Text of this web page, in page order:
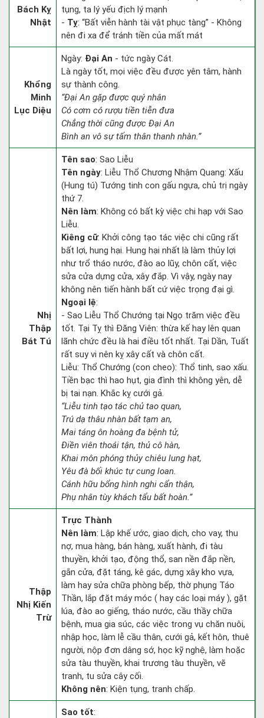
Bách Kỵ
Nhật
tụng, ta lý yếu địch lý mạnh
- Tỵ: “Bất viễn hành tài vật phục tàng” - Không
nên đi xa để tránh tiền của mất mát
Khổng
Minh
Lục Diệu
Ngày: Đại An - tức ngày Cát.
Là ngày tốt, mọi việc đều được yên tâm, hành
sự thành công.
“Đại An gặp được quý nhân
Có cơm có rượu tiền tiễn đưa
Chẳng thời cũng được Đại An
Bình an vô sự tấm thân thanh nhàn.”
Nhị
Thập
Bát Tú
Tên sao: Sao Liễu
Tên ngày: Liễu Thổ Chương Nhậm Quang: Xấu
(Hung tú) Tướng tinh con gấu ngựa, chủ trị ngày
thứ 7.
Nên làm: Không có bất kỳ việc chi hạp với Sao
Liễu.
Kiêng cữ: Khởi công tạo tác việc chi cũng rất
bất lợi, hung hại. Hung hại nhất là làm thủy lợi
như trổ tháo nước, đào ao lũy, chôn cất, việc
sửa cửa dựng cửa, xây đắp. Vì vậy, ngày nay
không nên tiến hành bất cứ việc trọng đại gì.
Ngoại lệ:
- Sao Liễu Thổ Chướng tại Ngọ trăm việc đều
tốt. Tại Tỵ thì Đăng Viên: thừa kế hay lên quan
lãnh chức đều là hai điều tốt nhất. Tại Dần, Tuất
rất suy vi nên kỵ xây cất và chôn cất.
Liễu: Thổ Chướng (con cheo): Thổ tinh, sao xấu.
Tiền bạc thì hao hụt, gia đình thì không yên, dễ
bị tai nạn. Khắc kỵ cưới gả.
“Liễu tinh tạo tác chủ tao quan,
Trú dạ thâu nhàn bất tạm an,
Mai táng ôn hoàng đa bệnh tử,
Điền viên thoái tận, thủ cô hàn,
Khai môn phóng thủy chiêu lung hạt,
Yêu đà bối khúc tự cung loan.
Cánh hữu bổng hình nghi cẩn thận,
Phụ nhân tùy khách tẩu bất hoàn.”
Thập
Nhị Kiến
Trừ
Trực Thành
Nên làm: Lập khế ước, giao dịch, cho vay, thu
nợ, mua hàng, bán hàng, xuất hành, đi tàu
thuyền, khởi tạo, động thổ, san nền đắp nền,
gắn cửa, đặt táng, kê gác, dựng xây kho vựa,
làm hay sửa chữa phòng bếp, thờ phụng Táo
Thần, lắp đặt máy móc ( hay các loại máy ), gặt
lúa, đào ao giếng, tháo nước, cầu thầy chữa
bệnh, mua gia súc, các việc trong vụ chăn nuôi,
nhập học, làm lễ cầu thân, cưới gả, kết hôn, thuê
người, nộp đơn dâng sớ, học kỹ nghệ, làm hoặc
sửa tàu thuyền, khai trương tàu thuyền, vẽ
tranh, tu sửa cây cối.
Không nên: Kiện tụng, tranh chấp.
Sao tốt: